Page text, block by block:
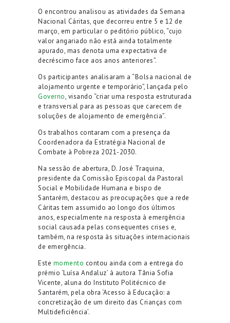
O encontrou analisou as atividades da Semana
Nacional Cáritas, que decorreu entre 5 e 12 de
março, em particular o peditório público, “cujo
valor angariado não está ainda totalmente
apurado, mas denota uma expectativa de
decréscimo face aos anos anteriores”.
Os participantes analisaram a “Bolsa nacional de
alojamento urgente e temporário”, lançada pelo
Governo, visando “criar uma resposta estruturada
e transversal para as pessoas que carecem de
soluções de alojamento de emergência”.
Os trabalhos contaram com a presença da
Coordenadora da Estratégia Nacional de
Combate à Pobreza 2021-2030.
Na sessão de abertura, D. José Traquina,
presidente da Comissão Episcopal da Pastoral
Social e Mobilidade Humana e bispo de
Santarém, destacou as preocupações que a rede
Cáritas tem assumido ao longo dos últimos
anos, especialmente na resposta à emergência
social causada pelas consequentes crises e,
também, na resposta às situações internacionais
de emergência.
Este momento contou ainda com a entrega do
prémio ‘Luísa Andaluz’ à autora Tânia Sofia
Vicente, aluna do Instituto Politécnico de
Santarém, pela obra ‘Acesso à Educação: a
concretização de um direito das Crianças com
Multideficiência’.